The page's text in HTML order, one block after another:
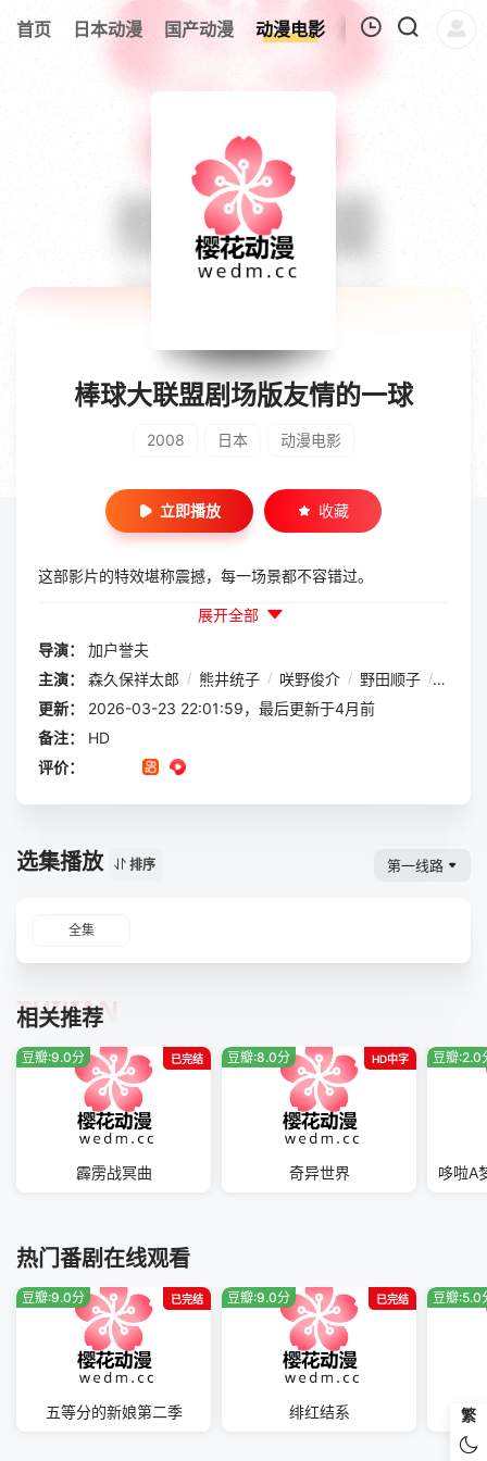
首页 日本动漫 国产动漫 动漫电影 欧美动漫 追剧
暂无观看影片的记录
棒球大联盟剧场版友情的一球
2008 日本 动漫电影
立即播放 收藏
这部影片的特效堪称震撼，每一场景都不容错过。
展开全部
导演：
加户誉夫
主演：
森久保祥太郎 / 熊井统子 / 咲野俊介 / 野田顺子 / 子安
更新：
2026-03-23 22:01:59，最后更新于4月前
备注：
HD
评价：
选集播放 排序 第一线路
全集
相关推荐
TUIJIAN
已完结
豆瓣:9.0分
霹雳战冥曲
HD中字
豆瓣:8.0分
奇异世界
豆瓣:2.0
热门番剧在线观看
已完结
豆瓣:9.0分
五等分的新娘第二季
已完结
豆瓣:9.0分
绯红结系
豆瓣:5.0
繁